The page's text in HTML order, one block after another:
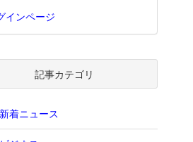
インページ
記事カテゴリ
新着ニュース